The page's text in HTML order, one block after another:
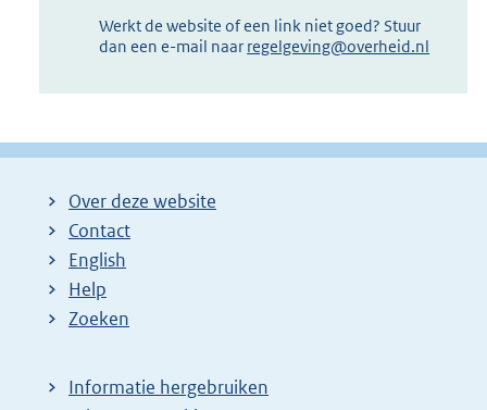
Werkt de website of een link niet goed? Stuur
dan een e-mail naar regelgeving@overheid.nl
Over deze website
Contact
English
Help
Zoeken
Informatie hergebruiken